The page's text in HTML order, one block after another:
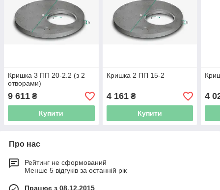
Кришка 3 ПП 20-2.2 (з 2
отворами)
9 611 ₴
Купити
Кришка 2 ПП 15-2
4 161₴
Купити
4
Про нас
Рейтинг не сформований
Менше 5 відгуків за останній рік
Працює з 08.12.2015